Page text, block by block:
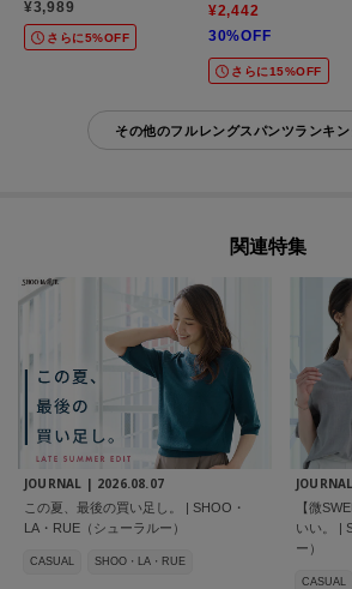
¥3,989
さらに5%OFF
¥2,442
30%OFF
さらに15%OFF
その他のフルレングスパンツランキン
関連特集
JOURNAL | 2026.08.07
この夏、最後の買い足し。 | SHOO・
LA・RUE（シューラルー）
CASUAL SHOO・LA・RUE
【微
いい。 |
ー）
CASUAL